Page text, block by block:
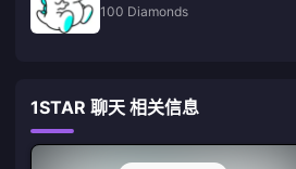
100 Diamonds
1STAR 聊天 相关信息